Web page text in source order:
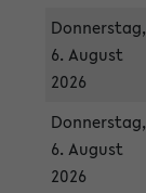
Donnerstag,
6. August
2026
Donnerstag,
6. August
2026